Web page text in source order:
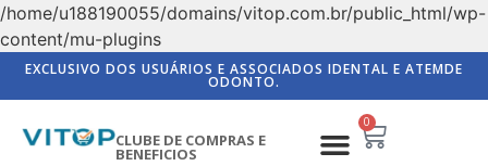
/home/u188190055/domains/vitop.com.br/public_html/wp-
content/mu-plugins
EXCLUSIVO DOS USUÁRIOS E ASSOCIADOS IDENTAL E ATEMDE
ODONTO.
CLUBE DE COMPRAS E
BENEFICIOS
0